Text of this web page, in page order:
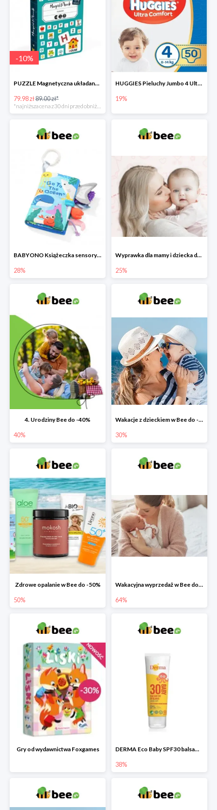
-10%
PUZZLE Magnetyczna układanka Alfabet
79.98 zł89.00 zł*
HUGGIES Pieluchy Jumbo 4 Ultra Comfort -19%
19%
BABYONO Książeczka sensoryczna Go To The Ocean -28%
28%
Wyprawka dla mamy i dziecka do -25%
25%
4. Urodziny Bee do -40%
40%
Wakacje z dzieckiem w Bee do -30%
30%
Zdrowe opalanie w Bee do -50%
50%
Wakacyjna wyprzedaż w Bee do -64%
64%
Gry od wydawnictwa Foxgames DERMA Eco Baby SPF30 balsam przeciwsłoneczny dla dzieci
38%